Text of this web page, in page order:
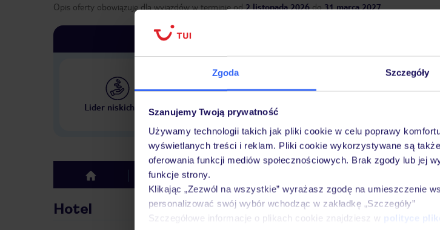
Zgoda Szczegóły
Szanujemy Twoją prywatność
Używamy technologii takich jak pliki cookie w celu poprawy
wyświetlanych treści i reklam. Pliki cookie wykorzystywane są
oferowania funkcji mediów społecznościowych. Brak zgody lub jej
funkcje strony.
Klikając „Zezwól na wszystkie” wyrażasz zgodę na umieszczenie
personalizować swój wybór wchodząc w zakładkę „Szczegóły”
Szczegółowe informacje o plikach cookie znajdziesz w polityce
Opis oferty obowiązuje dla wyjazdów w terminie od 2 listopada 2026do31 marca 2027
Lider niskich cen
w Polsce
top Hotel
Hotel